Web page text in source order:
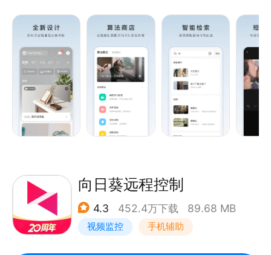
讯。通过萤石云视频，你可以轻松便捷地远程查看与操
控智能设备，实现智能设备间互联互通。随你喜好，个
性化设置智能场景，一键与家人朋友分享智能设备。萤
石，智慧生活守护者。
主要功能：
1、远程操控，轻松掌握智能设备的信息，快捷操控智
的联动；
3、一键定制，提供一站式智能家居解决方案；
4、精选商城，提供优选精品，一键下单。
向日葵远程控制
4.3 452.4万下载 89.68 MB
视频监控 手机辅助